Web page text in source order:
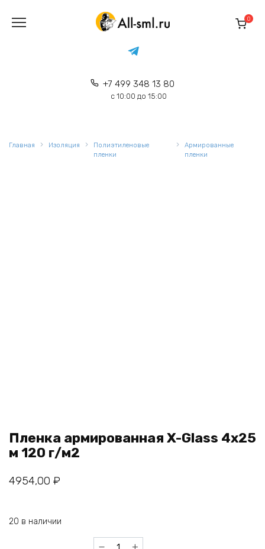
содержанию
+7 499 348 13 80
с 10:00 до 15:00
0
Главная Изоляция
Полиэтиленовые
пленки
Армированные
пленки
Пленка армированная X-Glass 4х25
м 120 г/м2
4954,00 ₽
20 в наличии
Количество